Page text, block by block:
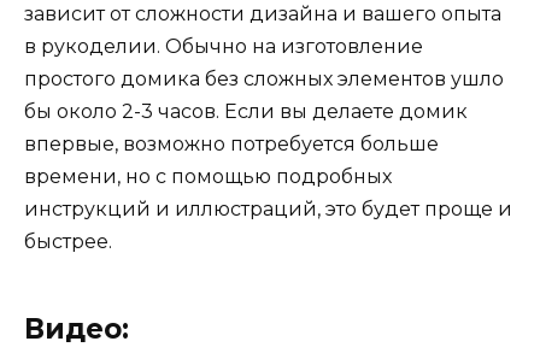
зависит от сложности дизайна и вашего опыта
в рукоделии. Обычно на изготовление
простого домика без сложных элементов ушло
бы около 2-3 часов. Если вы делаете домик
впервые, возможно потребуется больше
времени, но с помощью подробных
инструкций и иллюстраций, это будет проще и
быстрее.
Видео: